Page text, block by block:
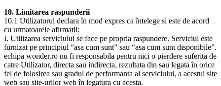
10. Limitarea raspunderii
10.1 Utilizatorul declara în mod expres ca întelege si este de acord
cu urmatoarele afirmatii:
I. Utilizarea serviciului se face pe propria raspundere. Serviciul este
furnizat pe principiul “asa cum sunt” sau “asa cum sunt disponibile”.
echipa wonder.ro nu fi responsabila pentru nici o pierdere suferita de
catre Utilizator, directa sau indirecta, rezultata din sau legata în orice
fel de folosirea sau gradul de performanta al serviciului, a acestui site
web sau site-urilor web în legatura cu acesta.